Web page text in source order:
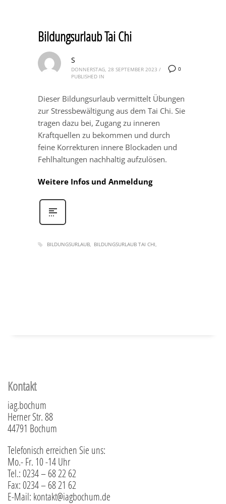
Bildungsurlaub Tai Chi
0
S
DONNERSTAG, 28 SEPTEMBER 2023 /
PUBLISHED IN
Dieser Bildungsurlaub vermittelt Übungen
zur Stressbewältigung aus dem Tai Chi. Sie
tragen dazu bei, Zugang zu inneren
Kraftquellen zu bekommen und durch
feine Korrekturen innere Blockaden und
Fehlhaltungen nachhaltig aufzulösen.
Weitere Infos und Anmeldung
BILDUNGSURLAUB BILDUNGSURLAUB TAI CHI
Kontakt
iag.bochum
Herner Str. 88
44791 Bochum
Telefonisch erreichen Sie uns:
Mo.- Fr. 10 -14 Uhr
Tel.: 0234 – 68 22 62
Fax: 0234 – 68 21 62
E-Mail: kontakt@iagbochum.de